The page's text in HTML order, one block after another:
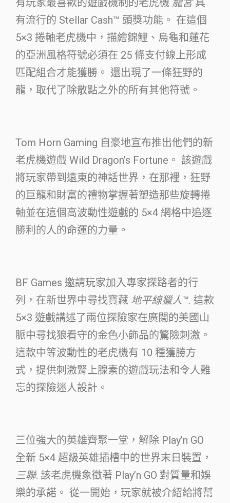
有流行的 Stellar Cash™ 頭獎功能。 在這個
5×3 捲軸老虎機中，描繪錦鯉、烏龜和蓮花
的亞洲風格符號必須在 25 條支付線上形成
匹配組合才能獲勝。 還出現了一條狂野的
龍，取代了除散點之外的所有其他符號。
Tom Horn Gaming 自豪地宣布推出他們的新
老虎機遊戲 Wild Dragon’s Fortune。 該遊戲
將玩家帶到遠東的神話世界，在那裡，狂野
的巨龍和財富的禮物掌握著塑造那些旋轉捲
軸並在這個高波動性遊戲的 5×4 網格中追逐
勝利的人的命運的力量。
BF Games 邀請玩家加入專家探路者的行
列，在新世界中尋找寶藏 地平線獵人 ™. 這款
5×3 遊戲講述了兩位探險家在廣闊的美國山
脈中尋找狼看守的金色小飾品的驚險刺激。
這款中等波動性的老虎機有 10 種獲勝方
式，提供刺激腎上腺素的遊戲玩法和令人難
忘的探險迷人設計。
三位強大的英雄齊聚一堂，解除 Play’n GO
全新 5×4 超級英雄插槽中的世界末日裝置，
三聯. 該老虎機象徵著 Play’n GO 對質量和娛
樂的承諾。 從一開始，玩家就被介紹給將幫